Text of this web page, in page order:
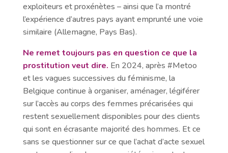
exploiteurs et proxénètes – ainsi que l’a montré
l’expérience d’autres pays ayant emprunté une voie
similaire (Allemagne, Pays Bas).
Ne remet toujours pas en question ce que la
prostitution veut dire. En 2024, après #Metoo
et les vagues successives du féminisme, la
Belgique continue à organiser, aménager, légiférer
sur l’accès au corps des femmes précarisées qui
restent sexuellement disponibles pour des clients
qui sont en écrasante majorité des hommes. Et ce
sans se questionner sur ce que l’achat d’acte sexuel